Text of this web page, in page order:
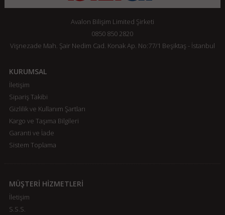
Avalon Bilişim Limited Şirketi
0850 850 2820
Vişnezade Mah. Şair Nedim Cad. Konak Ap. No:77/1 Beşiktaş - İstanbul
KURUMSAL
İletişim
Sipariş Takibi
Gizlilik ve Kullanım Şartları
Kargo ve Taşıma Bilgileri
Garanti ve İade
Sistem Toplama
MÜŞTERİ HİZMETLERİ
İletişim
S.S.S.